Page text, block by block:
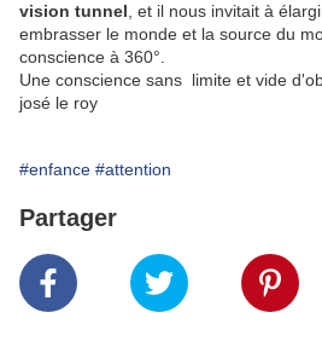
vision tunnel , et il nous invitait à
embrasser le monde et la source du
conscience à 360°.
Une conscience sans limite et vide
josé le roy
#enfance #attention
Partager